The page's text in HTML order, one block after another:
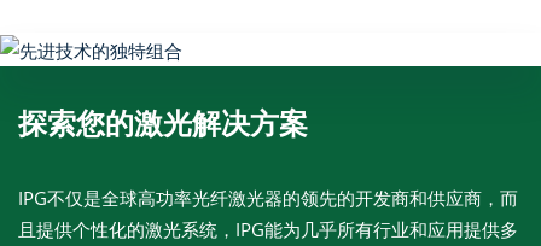
探索您的激光解决方案
IPG不仅是全球高功率光纤激光器的领先的开发商和供应商，而
且提供个性化的激光系统，IPG能为几乎所有行业和应用提供多